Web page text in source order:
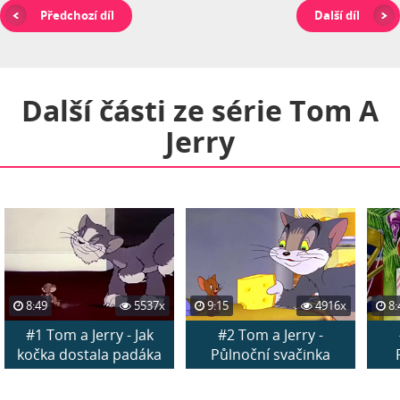
Předchozí díl Další díl
Další části ze série Tom A
Jerry
8:49 5537x
#1 Tom a Jerry - Jak
kočka dostala padáka
9:15 4916x
#2 Tom a Jerry -
Půlnoční svačinka